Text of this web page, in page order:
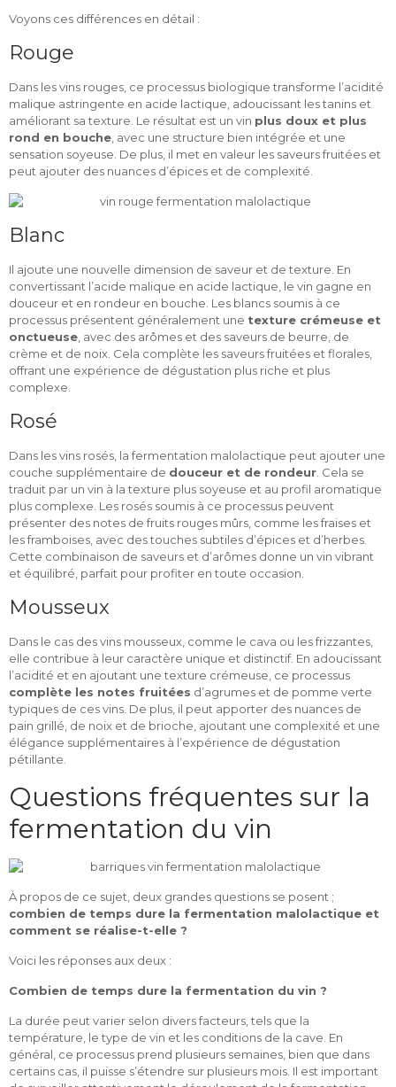
Voyons ces différences en détail :
Rouge
Dans les vins rouges, ce processus biologique transforme l’acidité
malique astringente en acide lactique, adoucissant les tanins et
améliorant sa texture. Le résultat est un vin plus doux et plus
rond en bouche , avec une structure bien intégrée et une
sensation soyeuse. De plus, il met en valeur les saveurs fruitées et
peut ajouter des nuances d’épices et de complexité.
Blanc
Il ajoute une nouvelle dimension de saveur et de texture. En
convertissant l’acide malique en acide lactique, le vin gagne en
douceur et en rondeur en bouche. Les blancs soumis à ce
processus présentent généralement une texture crémeuse et
onctueuse , avec des arômes et des saveurs de beurre, de
crème et de noix. Cela complète les saveurs fruitées et florales,
offrant une expérience de dégustation plus riche et plus
complexe.
Rosé
Dans les vins rosés, la fermentation malolactique peut ajouter une
couche supplémentaire de douceur et de rondeur . Cela se
traduit par un vin à la texture plus soyeuse et au profil aromatique
plus complexe. Les rosés soumis à ce processus peuvent
présenter des notes de fruits rouges mûrs, comme les fraises et
les framboises, avec des touches subtiles d’épices et d’herbes.
Cette combinaison de saveurs et d’arômes donne un vin vibrant
et équilibré, parfait pour profiter en toute occasion.
Mousseux
Dans le cas des vins mousseux, comme le cava ou les frizzantes,
elle contribue à leur caractère unique et distinctif. En adoucissant
l’acidité et en ajoutant une texture crémeuse, ce processus
complète les notes fruitées d’agrumes et de pomme verte
typiques de ces vins. De plus, il peut apporter des nuances de
pain grillé, de noix et de brioche, ajoutant une complexité et une
élégance supplémentaires à l’expérience de dégustation
pétillante.
Questions fréquentes sur la
fermentation du vin
À propos de ce sujet, deux grandes questions se posent ;
combien de temps dure la fermentation malolactique et
comment se réalise-t-elle ?
Voici les réponses aux deux :
Combien de temps dure la fermentation du vin ?
La durée peut varier selon divers facteurs, tels que la
température, le type de vin et les conditions de la cave. En
général, ce processus prend plusieurs semaines, bien que dans
certains cas, il puisse s’étendre sur plusieurs mois. Il est important